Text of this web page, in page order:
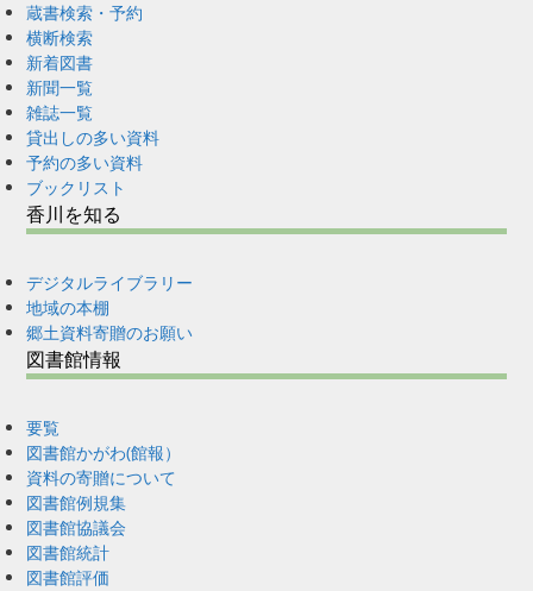
蔵書検索・予約
横断検索
新着図書
新聞一覧
雑誌一覧
貸出しの多い資料
予約の多い資料
ブックリスト
香川を知る
デジタルライブラリー
地域の本棚
郷土資料寄贈のお願い
図書館情報
要覧
図書館かがわ(館報）
資料の寄贈について
図書館例規集
図書館協議会
図書館統計
図書館評価